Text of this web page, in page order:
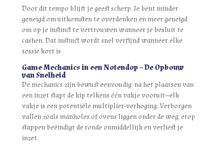
Door dit tempo blijft je geest scherp. Je bent minder
geneigd om uitkomsten te overdenken en meer geneigd
om op je instinct te vertrouwen wanneer je besluit te
cashen. Dat instinct wordt snel verfijnd wanneer elke
sessie kort is.
Game Mechanics in een Notendop – De Opbouw
van Snelheid
De mechanics zijn bewust eenvoudig: na het plaatsen van
een inzet stapt de kip telkens één vakje vooruit—elk
vakje is een potentiële multiplier-verhoging. Verborgen
vallen zoals manholes of ovens liggen onder de weg; erop
stappen beëindigt de ronde onmiddellijk en verliest je
inzet.